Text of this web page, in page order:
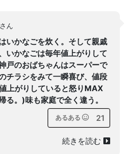
ん
いかなごを炊く。そして親戚
いかなごは毎年値上がりして
戸のおばちゃんはスーパーで
チラシをみて一瞬喜び、値段
上がりしていると怒りMAX
る。)味も家庭で全く違う。
あるある 21
続きを読む